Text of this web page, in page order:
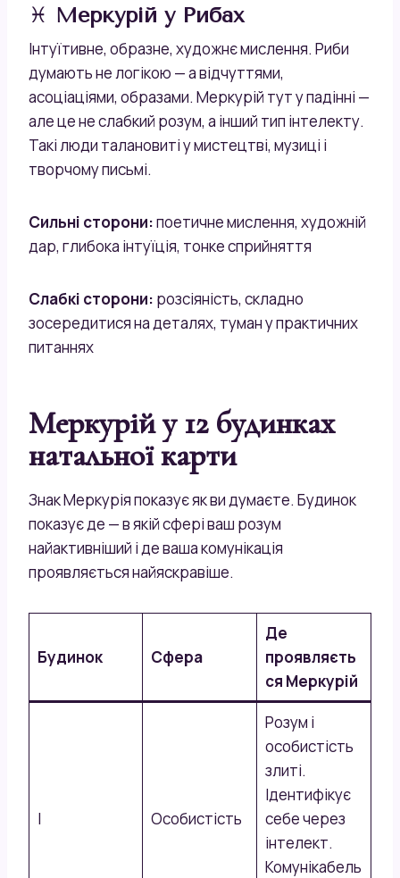
♓ Меркурій у Рибах
Інтуїтивне, образне, художнє мислення. Риби
думають не логікою — а відчуттями,
асоціаціями, образами. Меркурій тут у падінні —
але це не слабкий розум, а інший тип інтелекту.
Такі люди талановиті у мистецтві, музиці і
творчому письмі.
Сильні сторони:поетичне мислення, художній
дар, глибока інтуїція, тонке сприйняття
Слабкі сторони: розсіяність, складно
зосередитися на деталях, туман у практичних
питаннях
Меркурій у 12 будинках
натальної карти
Знак Меркурія показує як ви думаєте. Будинок
показує де — в якій сфері ваш розум
найактивніший і де ваша комунікація
проявляється найяскравіше.
Будинок Сфера
Де
проявляєть
ся Меркурій
I Особистість
Розум і
особистість
злиті.
Ідентифікує
себе через
інтелект.
Комунікабель